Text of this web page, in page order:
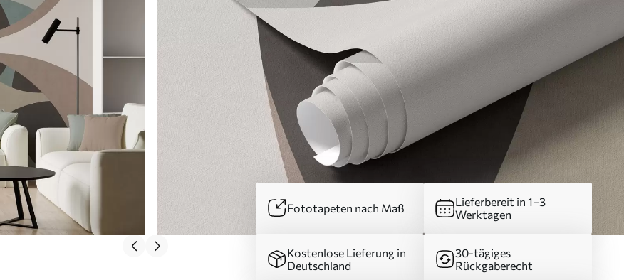
Fototapeten nach Maß
Lieferbereit in 1–3
Werktagen
Kostenlose Lieferung in
Deutschland
30-tägiges
Rückgaberecht